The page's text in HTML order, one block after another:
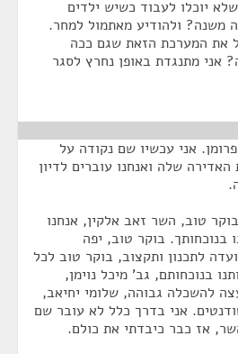
יוכלו לעבוד כשיש ילדים
משנה? ולהודיע מאתמול למחר.
את המערכת הזאת שגם ככה
מתנגדת באופן נחרץ לסגר
אני עכשיו שם נקודה על
שלה ואנחנו עוברים לדיון
טוב, השר זאב אלקין, אנחנו
בוקר טוב, יפה
לתכנון ותקצוב, בוקר טוב לכל
בנוכחותם, גב' מיכל נוימן,
להשכלה גבוהה, שלומי יחיאב,
אני בדרך כלל לא עובר שם
אז כבר כיבדתי את כולם.